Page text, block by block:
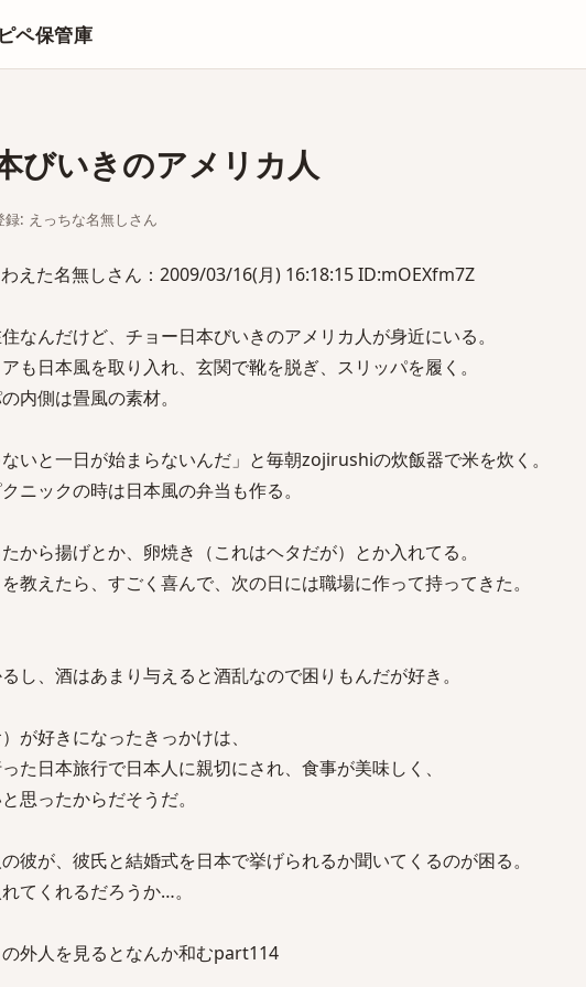
ペ保管庫
びいきのアメリカ人
: えっちな名無しさん
えた名無しさん：2009/03/16(月) 16:18:15 ID:mOEXfm7Z
なんだけど、チョー日本びいきのアメリカ人が身近にいる。
も日本風を取り入れ、玄関で靴を脱ぎ、スリッパを履く。
内側は畳風の素材。
いと一日が始まらないんだ」と毎朝zojirushiの炊飯器で米を炊く。
ニックの時は日本風の弁当も作る。
から揚げとか、卵焼き（これはヘタだが）とか入れてる。
教えたら、すごく喜んで、次の日には職場に作って持ってきた。
し、酒はあまり与えると酒乱なので困りもんだが好き。
が好きになったきっかけは、
た日本旅行で日本人に親切にされ、食事が美味しく、
思ったからだそうだ。
彼が、彼氏と結婚式を日本で挙げられるか聞いてくるのが困る。
てくれるだろうか…。
外人を見るとなんか和むpart114